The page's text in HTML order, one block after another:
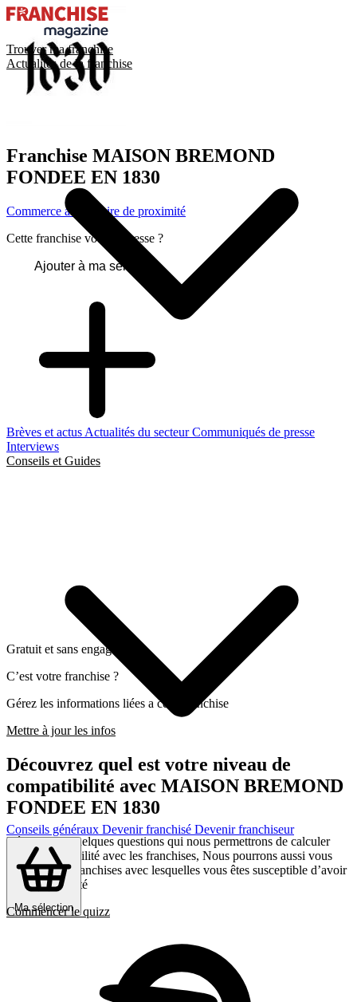
Trouver ma franchise
Actualités de la franchise
Brèves et actus Actualités du secteurCommuniqués de presse
Interviews
Conseils et Guides
Conseils généraux Devenir franchisé Devenir franchiseur
Ma sélection
Franchise MAISON BREMOND
FONDEE EN 1830
Commerce alimentaire de proximité
Cette franchise vous intéresse ?
Ajouter à ma sélection
Gratuit et sans engagement
C’est votre franchise ?
Gérez les informations liées a cette franchise
Mettre à jour les infos
Découvrez quel est votre niveau de
compatibilité avec MAISON BREMOND
FONDEE EN 1830
Répondez a quelques questions qui nous permettrons de calculer
votre compatibilité avec les franchises, Nous pourrons aussi vous
présenter les franchises avec lesquelles vous êtes susceptible d’avoir
le plus d’affinité
Commencer le quizz